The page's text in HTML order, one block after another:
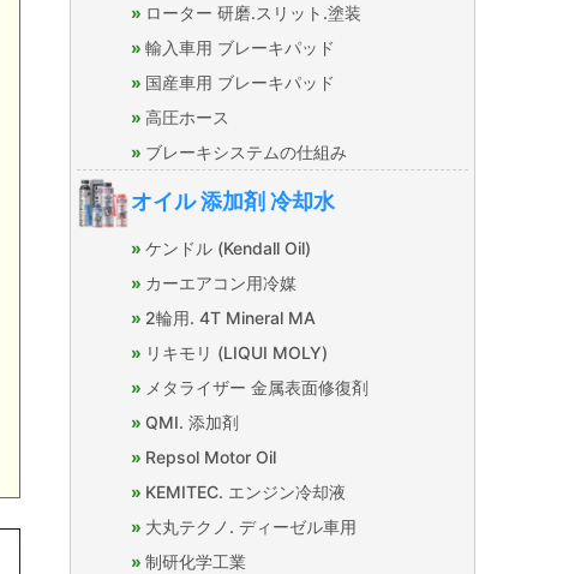
ローター 研磨.スリット.塗装
輸入車用 ブレーキパッド
国産車用 ブレーキパッド
高圧ホース
ブレーキシステムの仕組み
オイル 添加剤 冷却水
ケンドル (Kendall Oil)
カーエアコン用冷媒
2輪用. 4T Mineral MA
リキモリ (LIQUI MOLY)
メタライザー 金属表面修復剤
QMI. 添加剤
Repsol Motor Oil
KEMITEC. エンジン冷却液
大丸テクノ. ディーゼル車用
制研化学工業